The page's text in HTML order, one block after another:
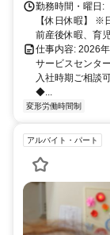
勤務時間・曜日:
【休日休暇】
前産後休暇、育
仕事内容: 2026
サービスセンタ
入社時期ご相談
◆...
変形労働時間制
アルバイト・パート